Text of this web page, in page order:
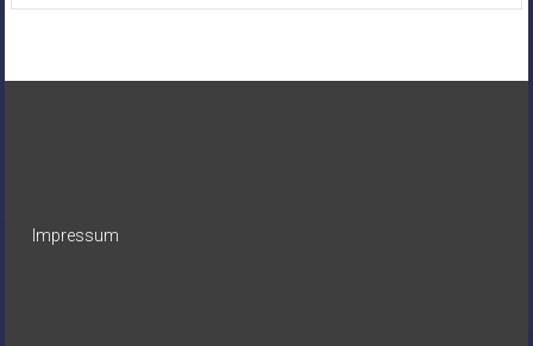
Impressum